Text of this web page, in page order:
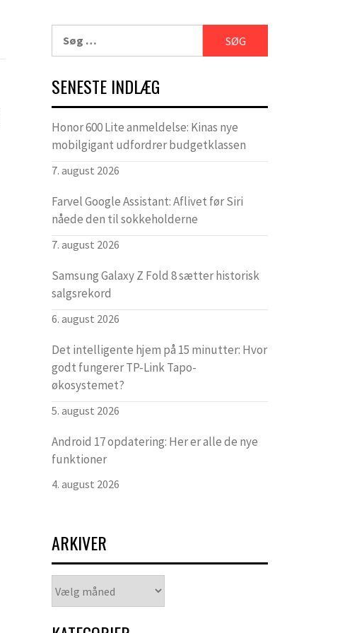
efter:
SENESTE INDLÆG
Honor 600 Lite anmeldelse: Kinas nye
mobilgigant udfordrer budgetklassen
7. august 2026
Farvel Google Assistant: Aflivet før Siri
nåede den til sokkeholderne
7. august 2026
Samsung Galaxy Z Fold 8 sætter historisk
salgsrekord
6. august 2026
Det intelligente hjem på 15 minutter: Hvor
godt fungerer TP-Link Tapo-
økosystemet?
5. august 2026
Android 17 opdatering: Her er alle de nye
funktioner
4. august 2026
ARKIVER